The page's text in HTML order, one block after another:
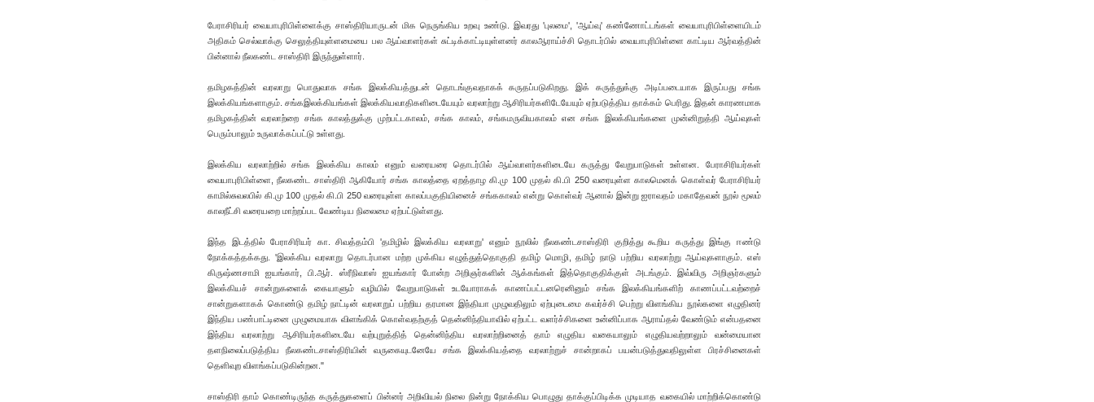
பேராசிரியர் வையாபுரிபிள்ளைக்கு சாஸ்திரியாருடன் மிக நெருங்கிய உறவு உண்டு. இவரது 'புலமை', 'ஆய்வு' கண்ணோட்டங்கள் வையாபுரிபிள்ளையிடம்
அதிகம் செல்வாக்கு செலுத்தியுள்ளமையை பல ஆய்வாளர்கள் சுட்டிக்காட்டியுள்ளனர் காலஆராய்ச்சி தொடர்பில் வையாபுரிபிள்ளை காட்டிய ஆர்வத்தின்
பின்னால் நீலகண்ட சாஸ்திரி இருந்துள்ளார்.
தமிழகத்தின் வரலாறு பொதுவாக சங்க இலக்கியத்துடன் தொடங்குவதாகக் கருதப்படுகிறது. இக் கருத்துக்கு அடிப்படையாக இருப்பது சங்க
இலக்கியங்களாகும். சங்கஇலக்கியங்கள் இலக்கியவாதிகளிடையேயும் வரலாற்று ஆசிரியர்களிடேயேயும் ஏற்படுத்திய தாக்கம் பெரிது. இதன் காரணமாக
தமிழகத்தின் வரலாற்றை சங்க காலத்துக்கு முற்பட்டகாலம், சங்க காலம், சங்கமருவியகாலம் என சங்க இலக்கியங்களை முன்னிறுத்தி ஆய்வுகள்
பெரும்பாலும் உருவாக்கப்பட்டு உள்ளது.
இலக்கிய வரலாற்றில் சங்க இலக்கிய காலம் எனும் வரையரை தொடர்பில் ஆய்வாளர்களிடையே கருத்து வேறுபாடுகள் உள்ளன. பேராசிரியர்கள்
வையாபுரிபிள்ளை, நீலகண்ட சாஸ்திரி ஆகியோர் சங்க காலத்தை ஏறத்தாழ கி.மு 100 முதல் கி.பி 250 வரையுள்ள காலமெனக் கொள்வர் பேராசிரியர்
காமில்சுவலபில் கி.மு 100 முதல் கி.பி 250 வரையுள்ள காலப்பகுதியினைச் சங்ககாலம் என்று கொள்வர் ஆனால் இன்று ஐராவதம் மகாதேவன் நூல் மூலம்
காலநீட்சி வரையறை மாற்றப்பட வேண்டிய நிலைமை ஏற்பட்டுள்ளது.
இந்த இடத்தில் பேராசிரியர் கா. சிவத்தம்பி 'தமிழில் இலக்கிய வரலாறு' எனும் நூலில் நீலகண்டசாஸ்திரி குறித்து கூறிய கருத்து இங்கு ஈண்டு
நோக்கத்தக்கது. 'இலக்கிய வரலாறு தொடர்பான மற்ற முக்கிய எழுத்துத்தொகுதி தமிழ் மொழி, தமிழ் நாடு பற்றிய வரலாற்று ஆய்வுகளாகும். எஸ்
கிருஷ்ணசாமி ஐயங்கார், பி.ஆர். ஸ்ரீநிவாஸ் ஐயங்கார் போன்ற அறிஞர்களின் ஆக்கங்கள் இத்தொகுதிக்குள் அடங்கும். இவ்விரு அறிஞர்களும்
இலக்கியச் சான்றுகளைக் கையாளும் வழியில் வேறுபாடுகள் உடயோராகக் காணப்பட்டனரெனினும் சங்க இலக்கியங்களிற் காணப்பட்டவற்றைச்
சான்றுகளாகக் கொண்டு தமிழ் நாட்டின் வரலாறுப் பற்றிய தரமான இந்தியா முழுவதிலும் ஏற்புடைமை கவர்ச்சி பெற்று விளங்கிய நூல்களை எழுதினர்
இந்திய பண்பாட்டினை முழுமையாக விளங்கிக் கொள்வதற்குத் தென்னிந்தியாவில் ஏற்பட்ட வளர்ச்சிகளை உன்னிப்பாக ஆராய்தல் வேண்டும் என்பதனை
இந்திய வரலாற்று ஆசிரியர்களிடையே வற்புறுத்தித் தென்னிந்திய வரலாற்றினைத் தாம் எழுதிய வகையாலும் எழுதியவற்றாலும் வன்மையான
தளநிலைப்படுத்திய நீலகண்டசாஸ்திரியின் வருகையுடனேயே சங்க இலக்கியத்தை வரலாற்றுச் சான்றாகப் பயன்படுத்துவதிலுள்ள பிரச்சினைகள்
தெளிவுற விளங்கப்படுகின்றன."
சாஸ்திரி தாம் கொண்டிருந்த கருத்துகளைப் பின்னர் அறிவியல் நிலை நின்று நோக்கிய பொழுது தாக்குப்பிடிக்க முடியாத வகையில் மாற்றிக்கொண்டு